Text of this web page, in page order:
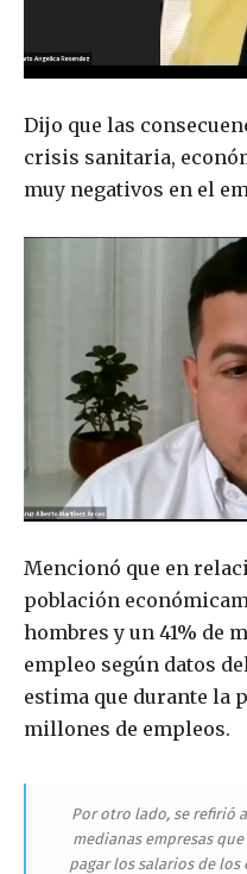
Dijo que las
crisis sanitaria,
muy negativos en el
Mencionó que en
población
hombres y un 41% de
empleo según datos
estima que durante la
millones de empleos.
Por otro lado, se refirió
medianas empresas
pagar los salarios de los